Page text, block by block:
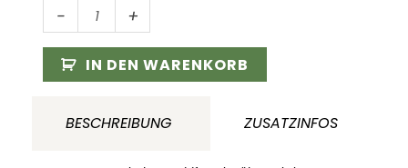
-
Naturwein
Prosecco
Frizzante
"Bortoluz"
+
IN DEN WARENKORB
BESCHREIBUNG ZUSATZINFOS